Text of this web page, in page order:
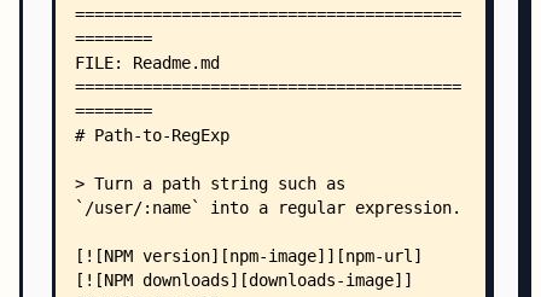
    │   └── redos.spec.ts
    └── .github/
        └── workflows/
            ├── ci.yml
            ├── codeql.yml
            └── scorecard.yml